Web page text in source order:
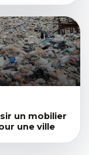
un mobilier
une ville